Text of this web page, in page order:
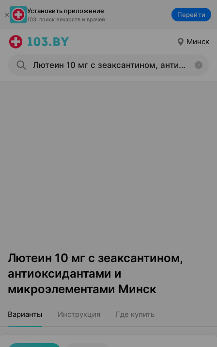
Установить приложение
103: поиск лекарств и врачей
Перейти
Минск
Лютеин 10 мг с зеаксантином,
антиоксидантами и
микроэлементами Минск
Варианты Инструкция Где купить